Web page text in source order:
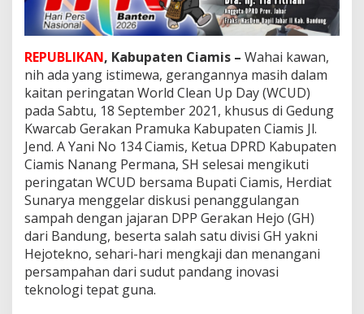
n
H
j
o
,
K
a
j
i
P
e
n
a
n
g
g
u
l
a
REPUBLIKAN, Kabupaten Ciamis – Wahai kawan,
nih ada yang istimewa, gerangannya masih dalam
kaitan peringatan World Clean Up Day (WCUD)
pada Sabtu, 18 September 2021, khusus di Gedung
Kwarcab Gerakan Pramuka Kabupaten Ciamis Jl.
Jend. A Yani No 134 Ciamis, Ketua DPRD Kabupaten
Ciamis Nanang Permana, SH selesai mengikuti
peringatan WCUD bersama Bupati Ciamis, Herdiat
Sunarya menggelar diskusi penanggulangan
sampah dengan jajaran DPP Gerakan Hejo (GH)
dari Bandung, beserta salah satu divisi GH yakni
Hejotekno, sehari-hari mengkaji dan menangani
persampahan dari sudut pandang inovasi
teknologi tepat guna.